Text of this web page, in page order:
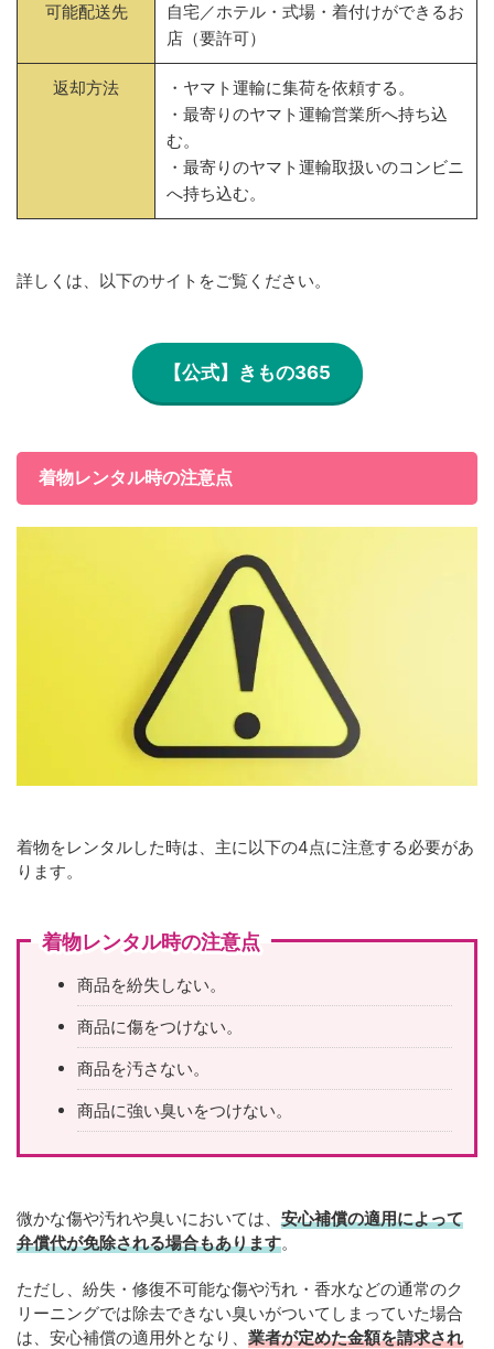
可能配送先
自宅／ホテル・式場・着付けができるお
店（要許可）
返却方法
・ヤマト運輸に集荷を依頼する。
・最寄りのヤマト運輸営業所へ持ち込
む。
・最寄りのヤマト運輸取扱いのコンビニ
へ持ち込む。
詳しくは、以下のサイトをご覧ください。
【公式】きもの365
着物レンタル時の注意点
着物をレンタルした時は、主に以下の4点に注意する必要があ
ります。
着物レンタル時の注意点
商品を紛失しない。
商品に傷をつけない。
商品を汚さない。
商品に強い臭いをつけない。
微かな傷や汚れや臭いにおいては、 安心補償の適用によって
弁償代が免除される場合もあります。
ただし、紛失・修復不可能な傷や汚れ・香水などの通常のク
リーニングでは除去できない臭いがついてしまっていた場合
は、安心補償の適用外となり、 業者が定めた金額を請求され